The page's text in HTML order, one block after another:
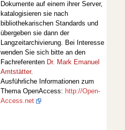
Dokumente auf einem ihrer Server,
katalogisieren sie nach
bibliothekarischen Standards und
übergeben sie dann der
Langzeitarchivierung. Bei Interesse
wenden Sie sich bitte an den
Fachreferenten Dr. Mark Emanuel
Amtstätter.
Ausführliche Informationen zum
Thema OpenAccess: http://Open-
Access.net